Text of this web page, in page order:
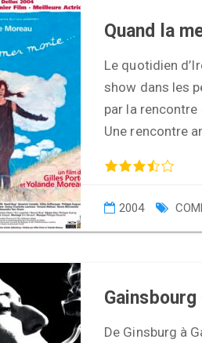
Quand la
Le quotidien
show dans les
par la rencontre
Une rencontre
2004
De Ginsburg à